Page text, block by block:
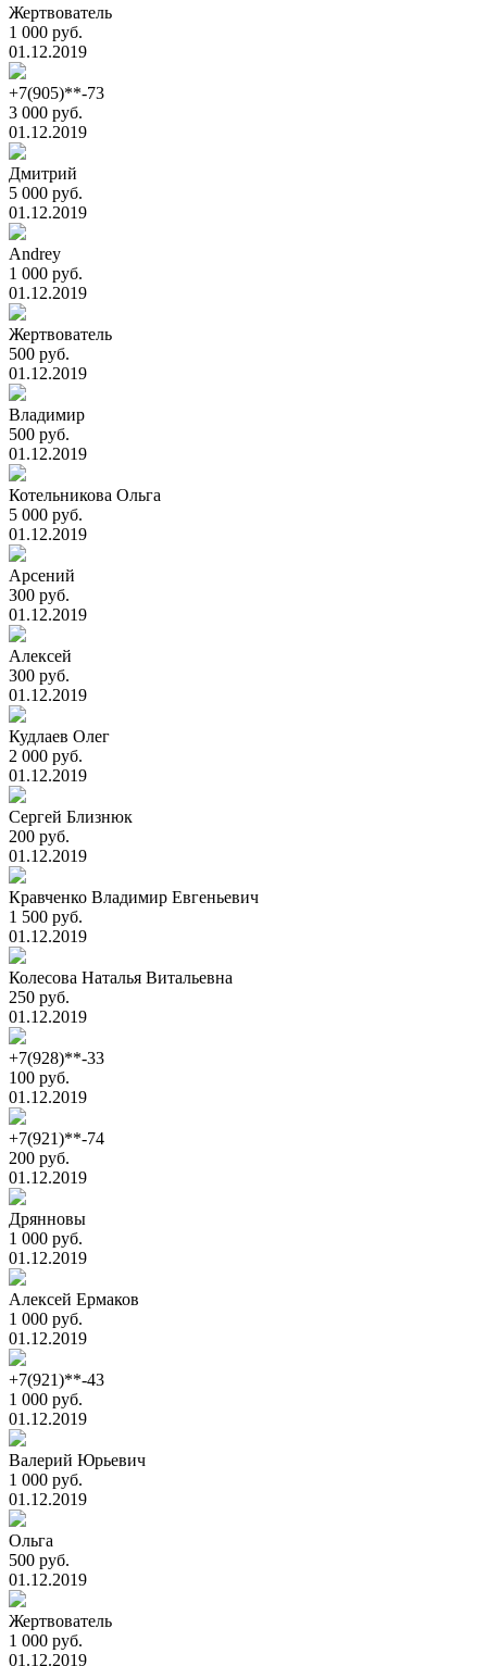
Жертвователь
1 000 руб.
01.12.2019
+7(905)**-73
3 000 руб.
01.12.2019
Дмитрий
5 000 руб.
01.12.2019
Andrey
1 000 руб.
01.12.2019
Жертвователь
500 руб.
01.12.2019
Владимир
500 руб.
01.12.2019
Котельникова Ольга
5 000 руб.
01.12.2019
Арсений
300 руб.
01.12.2019
Алексей
300 руб.
01.12.2019
Кудлаев Олег
2 000 руб.
01.12.2019
Сергей Близнюк
200 руб.
01.12.2019
Кравченко Владимир Евгеньевич
1 500 руб.
01.12.2019
Колесова Наталья Витальевна
250 руб.
01.12.2019
+7(928)**-33
100 руб.
01.12.2019
+7(921)**-74
200 руб.
01.12.2019
Дрянновы
1 000 руб.
01.12.2019
Алексей Ермаков
1 000 руб.
01.12.2019
+7(921)**-43
1 000 руб.
01.12.2019
Валерий Юрьевич
1 000 руб.
01.12.2019
Ольга
500 руб.
01.12.2019
Жертвователь
1 000 руб.
01.12.2019